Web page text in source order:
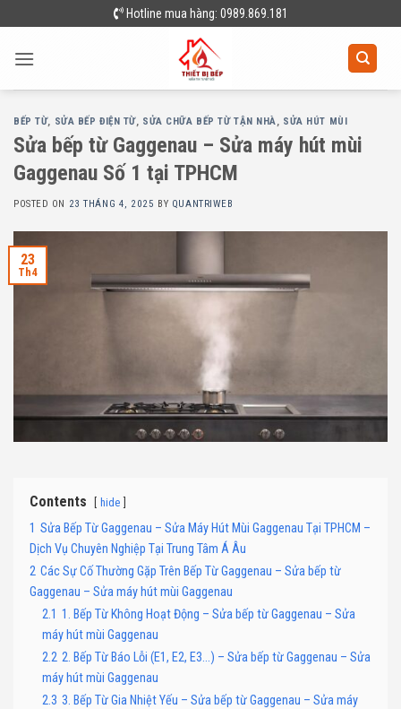
to
content
Hotline mua hàng: 0989.869.181
BẾP TỪ, SỬA BẾP ĐIỆN TỪ, SỬA CHỮA BẾP TỪ TẬN NHÀ, SỬA HÚT MÙI
Sửa bếp từ Gaggenau – Sửa máy hút mùi
Gaggenau Số 1 tại TPHCM
POSTED ON 23 THÁNG 4, 2025 BY QUANTRIWEB
23
Th4
Contents hide
1 Sửa Bếp Từ Gaggenau – Sửa Máy Hút Mùi Gaggenau Tại TPHCM –
Dịch Vụ Chuyên Nghiệp Tại Trung Tâm Á Âu
2 Các Sự Cố Thường Gặp Trên Bếp Từ Gaggenau – Sửa bếp từ
Gaggenau – Sửa máy hút mùi Gaggenau
2.1 1. Bếp Từ Không Hoạt Động – Sửa bếp từ Gaggenau – Sửa
máy hút mùi Gaggenau
2.2 2. Bếp Từ Báo Lỗi (E1, E2, E3…) – Sửa bếp từ Gaggenau – Sửa
máy hút mùi Gaggenau
2.3 3. Bếp Từ Gia Nhiệt Yếu – Sửa bếp từ Gaggenau – Sửa máy